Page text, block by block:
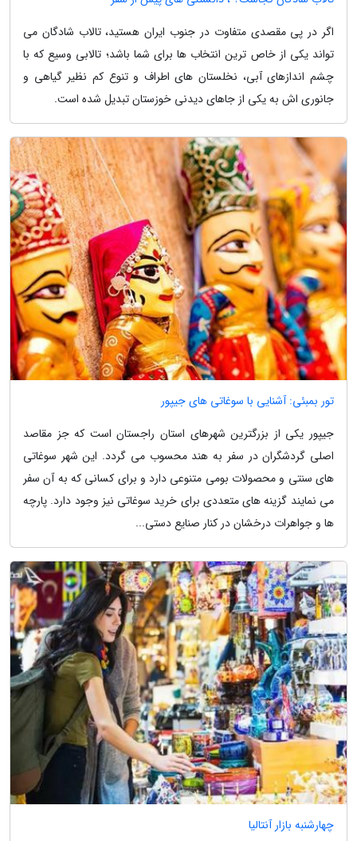
اگر در پی مقصدی متفاوت در جنوب ایران هستید، تالاب شادگان می
تواند یکی از خاص ترین انتخاب ها برای شما باشد؛ تالابی وسیع که با
چشم اندازهای آبی، نخلستان های اطراف و تنوع کم نظیر گیاهی و
جانوری اش به یکی از جاهای دیدنی خوزستان تبدیل شده است.
تور بمبئی: آشنایی با سوغاتی های جیپور
جیپور یکی از بزرگترین شهرهای استان راجستان است که جز مقاصد
اصلی گردشگران در سفر به هند محسوب می گردد. این شهر سوغاتی
های سنتی و محصولات بومی متنوعی دارد و برای کسانی که به آن سفر
می نمایند گزینه های متعددی برای خرید سوغاتی نیز وجود دارد. پارچه
ها و جواهرات درخشان در کنار صنایع دستی...
چهارشنبه بازار آنتالیا